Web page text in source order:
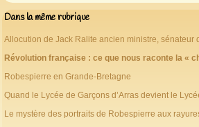
Dans la même rubrique
Allocution de Jack Ralite ancien ministre, sénateur
Révolution française : ce que nous raconte la «
Robespierre en Grande-Bretagne
Quand le Lycée de Garçons d’Arras devient le
Le mystère des portraits de Robespierre aux